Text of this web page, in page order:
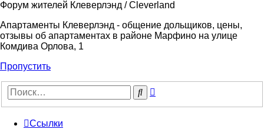
Форум жителей Клеверлэнд / Cleverland
Апартаменты Клеверлэнд - общение дольщиков, цены,
отзывы об апартаментах в районе Марфино на улице
Комдива Орлова, 1
Пропустить
Поиск
Ссылки